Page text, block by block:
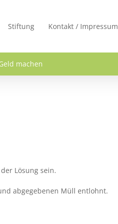
Stiftung Kontakt / Impressum
machen
Lösung sein.
abgegebenen Müll entlohnt.